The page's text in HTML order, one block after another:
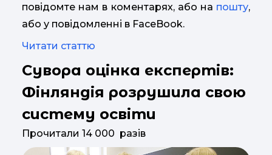
повідомте нам в коментарях, або на пошту,
або у повідомленні в FaceBook.
Читати статтю
Сувора оцінка експертів:
Фінляндія розрушила свою
систему освіти
Прочитали 14 000 разів